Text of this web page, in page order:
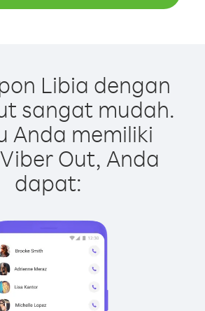
Libia dengan
sangat mudah.
Anda memiliki
Out, Anda
dapat: